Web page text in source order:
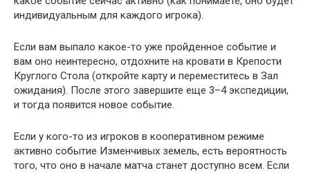
индивидуальным для каждого игрока).
Если вам выпало какое-то уже пройденное событие и
вам оно неинтересно, отдохните на кровати в Крепости
Круглого Стола (откройте карту и переместитесь в Зал
ожидания). После этого завершите еще 3–4 экспедиции,
и тогда появится новое событие.
Если у кого-то из игроков в кооперативном режиме
активно событие Изменчивых земель, есть вероятность
того, что оно в начале матча станет доступно всем. Если